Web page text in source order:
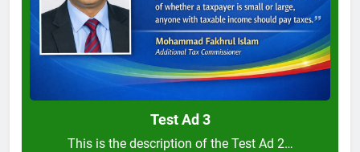
Test Ad 3
This is the description of the Test Ad 2…